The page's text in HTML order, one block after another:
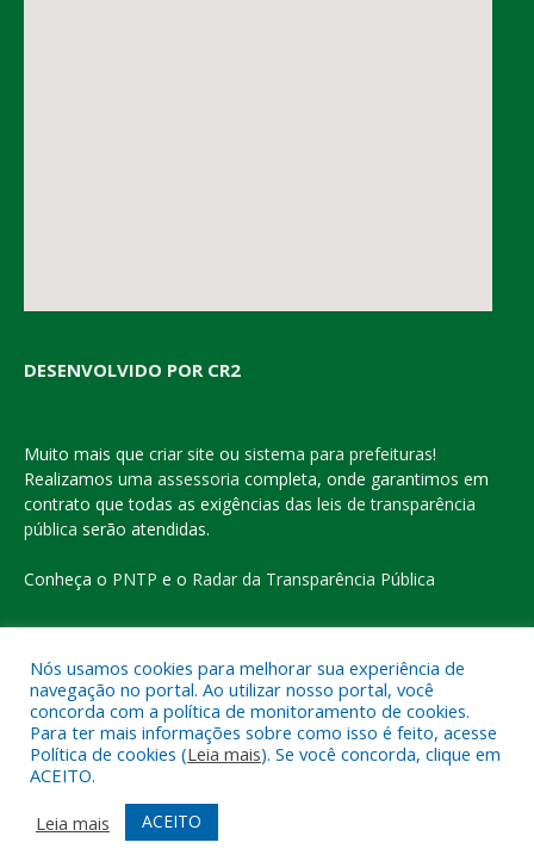
DESENVOLVIDO POR CR2
Muito mais que criar site ou sistema para prefeituras!
Realizamos uma assessoria completa, onde garantimos em
contrato que todas as exigências das leis de transparência
pública serão atendidas.
Conheça o PNTP e o Radar da Transparência Pública
Todos os direitos reservados a Prefeitura Municipal de Eldorado
do Carajás
Mapa do Site
Acessar o Webmail
Nós usamos cookies para melhorar sua experiência de
navegação no portal. Ao utilizar nosso portal, você
concorda com a política de monitoramento de cookies.
Para ter mais informações sobre como isso é feito, acesse
Política de cookies (Leia mais). Se você concorda, clique em
ACEITO.
Leia mais
ACEITO